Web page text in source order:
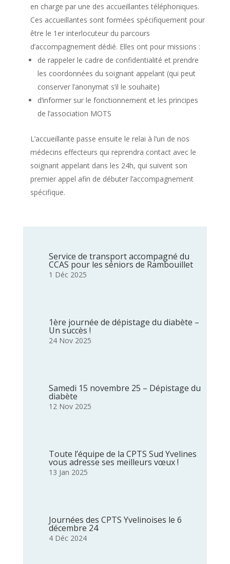
en charge par une des accueillantes téléphoniques.
Ces accueillantes sont formées spécifiquement pour
être le 1er interlocuteur du parcours
d’accompagnement dédié. Elles ont pour missions :
de rappeler le cadre de confidentialité et prendre
les coordonnées du soignant appelant (qui peut
conserver l’anonymat s’il le souhaite)
d’informer sur le fonctionnement et les principes
de l’association MOTS
L’accueillante passe ensuite le relai à l’un de nos
médecins effecteurs qui reprendra contact avec le
soignant appelant dans les 24h, qui suivent son
premier appel afin de débuter l’accompagnement
spécifique.
Service de transport accompagné du
CCAS pour les séniors de Rambouillet
1 Déc 2025
1ère journée de dépistage du diabète –
Un succès !
24 Nov 2025
Samedi 15 novembre 25 – Dépistage du
diabète
12 Nov 2025
Toute l’équipe de la CPTS Sud Yvelines
vous adresse ses meilleurs vœux !
13 Jan 2025
Journées des CPTS Yvelinoises le 6
décembre 24
4 Déc 2024